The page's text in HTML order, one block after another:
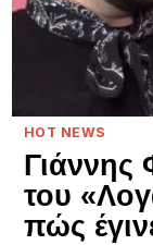
HOT NEWS
Γιάννης
του
πώς